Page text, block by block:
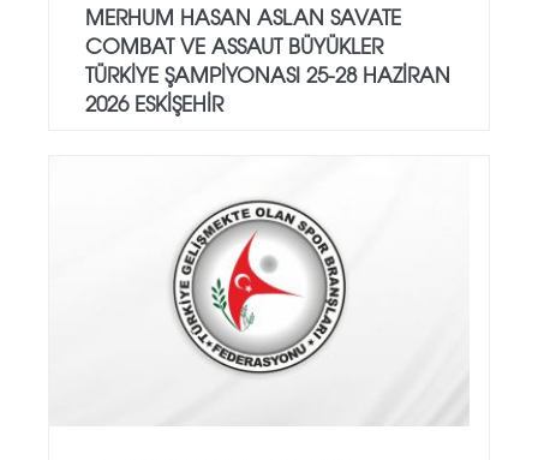
MERHUM HASAN ASLAN SAVATE
COMBAT VE ASSAUT BÜYÜKLER
TÜRKİYE ŞAMPİYONASI 25-28 HAZİRAN
2026 ESKİŞEHİR